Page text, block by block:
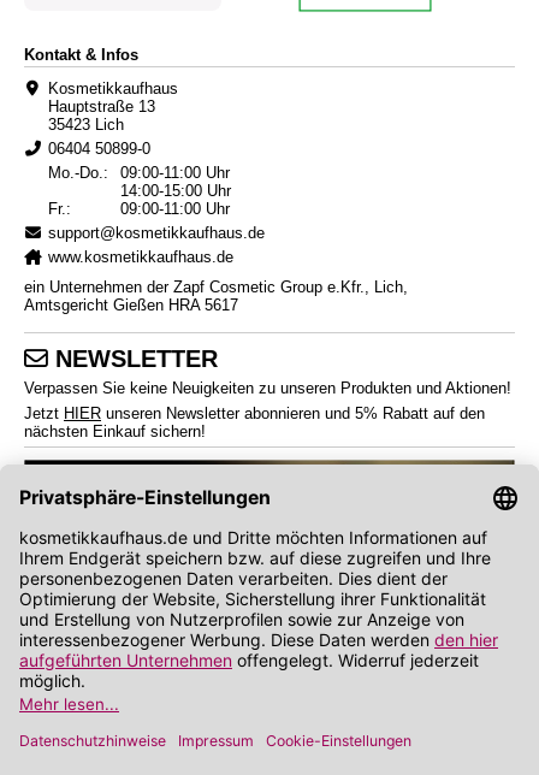
Kontakt & Infos
Kosmetikkaufhaus
Hauptstraße 13
35423 Lich
06404 50899-0
Mo.-Do.:
09:00-11:00 Uhr
14:00-15:00 Uhr
Fr.:
09:00-11:00 Uhr
support@kosmetikkaufhaus.de
www.kosmetikkaufhaus.de
ein Unternehmen der Zapf Cosmetic Group e.Kfr., Lich,
Amtsgericht Gießen HRA 5617
NEWSLETTER
Verpassen Sie keine Neuigkeiten zu unseren Produkten und Aktionen!
Jetzt HIER unseren Newsletter abonnieren und 5% Rabatt auf den
nächsten Einkauf sichern!
*
Angabe zu Rabatt und Preisnachlass bezieht sich auf die Preisempfehlung des